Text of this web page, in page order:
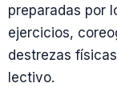
preparadas por
ejercicios,
destrezas
lectivo.